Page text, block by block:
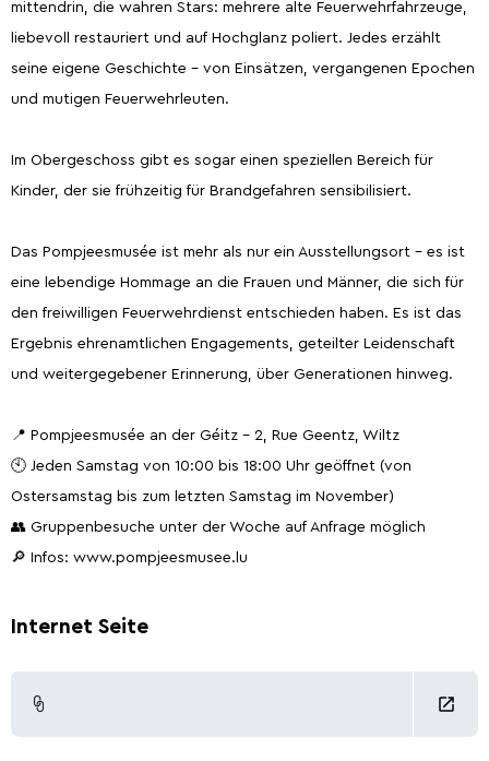
mittendrin, die wahren Stars: mehrere alte Feuerwehrfahrzeuge,
liebevoll restauriert und auf Hochglanz poliert. Jedes erzählt
seine eigene Geschichte – von Einsätzen, vergangenen Epochen
und mutigen Feuerwehrleuten.
Im Obergeschoss gibt es sogar einen speziellen Bereich für
Kinder, der sie frühzeitig für Brandgefahren sensibilisiert.
Das Pompjeesmusée ist mehr als nur ein Ausstellungsort - es ist
eine lebendige Hommage an die Frauen und Männer, die sich für
den freiwilligen Feuerwehrdienst entschieden haben. Es ist das
Ergebnis ehrenamtlichen Engagements, geteilter Leidenschaft
und weitergegebener Erinnerung, über Generationen hinweg.
📍 Pompjeesmusée an der Géitz – 2, Rue Geentz, Wiltz
🕙 Jeden Samstag von 10:00 bis 18:00 Uhr geöffnet (von
Ostersamstag bis zum letzten Samstag im November)
👥 Gruppenbesuche unter der Woche auf Anfrage möglich
🔎 Infos: www.pompjeesmusee.lu
Internet Seite